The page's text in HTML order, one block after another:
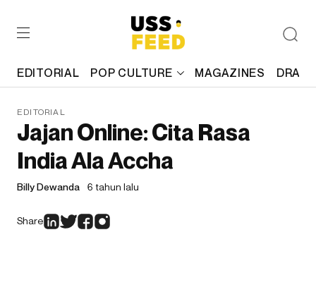
EDITORIAL POP CULTURE MAGAZINES
EDITORIAL
Jajan Online: Cita Rasa
India Ala Accha
Billy Dewanda 6 tahun lalu
Share